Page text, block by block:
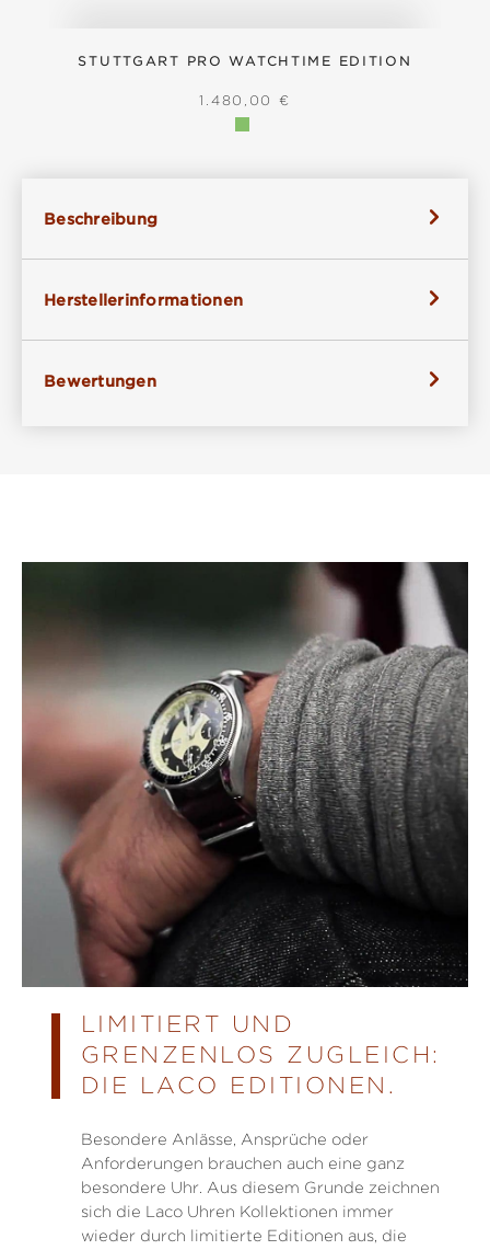
STUTTGART PRO WATCHTIME EDITION
REGULÄRER PREIS:
1.480,00 €
Beschreibung
Herstellerinformationen
Bewertungen
LIMITIERT UND
GRENZENLOS ZUGLEICH:
DIE LACO EDITIONEN.
Besondere Anlässe, Ansprüche oder
Anforderungen brauchen auch eine ganz
besondere Uhr. Aus diesem Grunde zeichnen
sich die Laco Uhren Kollektionen immer
wieder durch limitierte Editionen aus, die